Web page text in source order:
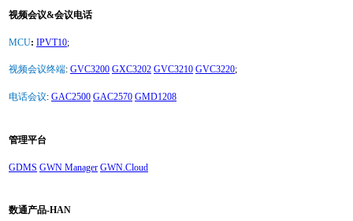
视频会议&会议电话
MCU: IPVT10;
视频会议终端: GVC3200 GXC3202 GVC3210 GVC3220;
电话会议: GAC2500 GAC2570 GMD1208
管理平台
GDMS GWN Manager GWN.Cloud
数通产品-HAN